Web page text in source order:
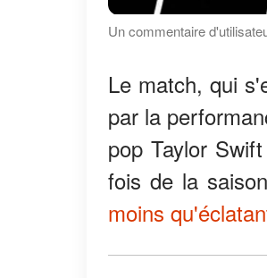
Un commentaire
Le match, qui
par la
pop Taylor
fois de la
moins